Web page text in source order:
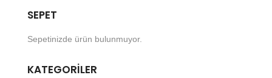
SEPET
Sepetinizde ürün bulunmuyor.
KATEGORILER